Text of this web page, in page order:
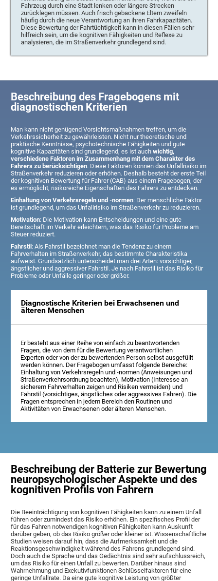
Fahrzeug durch eine Stadt lenken oder längere Strecken
zurücklegen müssen. Auch frisch gebackene Eltern zweifeln
häufig durch die neue Verantwortung an ihren Fahrkapazitäten.
Diese Bewertung der Fahrtüchtigkeit kann in diesen Fällen sehr
hilfreich sein, um die kognitiven Fähigkeiten und Reflexe zu
analysieren, die im Straßenverkehr grundlegend sind.
Beschreibung des Fragebogens mit
diagnostischen Kriterien
Man kann nicht genügend Vorsichtsmaßnahmen treffen, um die
Verkehrssicherheit zu gewährleisten. Nicht nur theoretische und
praktische Kenntnisse, psychotechnische Fähigkeiten und gute
kognitive Kapazitäten sind grundlegend, es ist auchwichtig,
verschiedene Faktoren im Zusammenhang mit dem Charakter des
Fahrers zu berücksichtigen. Diese Faktoren können das Unfallrisiko im
Straßenverkehr reduzieren oder erhöhen. Deshalb besteht der erste Teil
der kognitiven Bewertung für Fahrer (CAB) aus einem Fragebogen, der
es ermöglicht, risikoreiche Eigenschaften des Fahrers zu entdecken.
Einhaltung von Verkehrsregeln und -normen: Der menschliche Faktor
ist grundlegend, um das Unfallrisiko im Straßenverkehr zu reduzieren.
Motivation: Die Motivation kann Entscheidungen und eine gute
Bereitschaft im Verkehr erleichtern, was das Risiko für Probleme am
Steuer reduziert.
Fahrstil : Als Fahrstil bezeichnet man die Tendenz zu einem
Fahrverhalten im Straßenverkehr, das bestimmte Charakteristika
aufweist. Grundsätzlich unterscheidet man drei Arten: vorsichtiger,
ängstlicher und aggressiver Fahrstil. Je nach Fahrstil ist das Risiko für
Probleme oder Unfälle geringer oder größer.
Diagnostische Kriterien bei Erwachsenen und
älteren Menschen
Er besteht aus einer Reihe von einfach zu beantwortenden
Fragen, die von dem für die Bewertung verantwortlichen
Experten oder von der zu bewertenden Person selbst ausgefüllt
werden können. Der Fragebogen umfasst folgende Bereiche:
Einhaltung von Verkehrsregeln und -normen (Anweisungen und
Straßenverkehrsordnung beachten), Motivation (Interesse an
sicherem Fahrverhalten zeigen und Risiken vermeiden) und
Fahrstil (vorsichtiges, ängstliches oder aggressives Fahren). Die
Fragen entsprechen in jedem Bereich den Routinen und
Aktivitäten von Erwachsenen oder älteren Menschen.
Beschreibung der Batterie zur Bewertung
neuropsychologischer Aspekte und des
kognitiven Profils von Fahrern
Die Beeinträchtigung von kognitiven Fähigkeiten kann zu einem Unfall
führen oder zumindest das Risiko erhöhen. Ein spezifisches Profil der
für das Fahren notwendigen kognitiven Fähigkeiten kann Auskunft
darüber geben, ob das Risiko größer oder kleiner ist. Wissenschaftliche
Studien weisen darauf hin, dass die Aufmerksamkeit und die
Reaktionsgeschwindigkeit während des Fahrens grundlegend sind.
Doch auch die Sprache und das Gedächtnis sind sehr aufschlussreich,
um das Risiko für einen Unfall zu bewerten. Darüber hinaus sind
Wahrnehmung und Exekutivfunktionen Schlüsselfaktoren für eine
geringe Unfallrate. Da eine gute kognitive Leistung von größter